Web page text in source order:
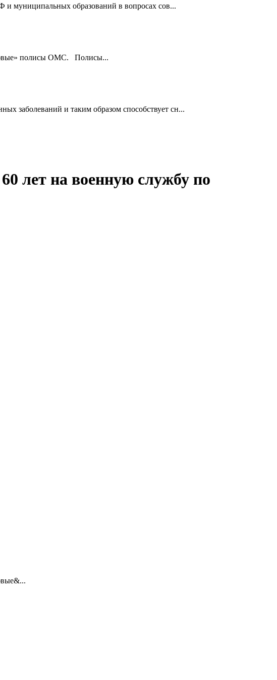
и муниципальных образований в вопросах сов...
полисы ОМС. Полисы...
заболеваний и таким образом способствует сн...
лет на военную службу по